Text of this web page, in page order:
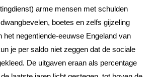
arme mensen met schulden
boetes en zelfs gijzeling
het negentiende-eeuwse Engeland van
je per saldo niet zeggen dat de sociale
De uitgaven eraan als percentage